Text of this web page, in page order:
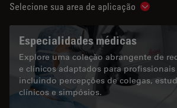
Selecione sua area de aplicação Show
Especialidades médicas
Explore uma coleção abrangente de
e clínicos adaptados para profissionais
incluindo percepções de colegas,
clínicos e simpósios.